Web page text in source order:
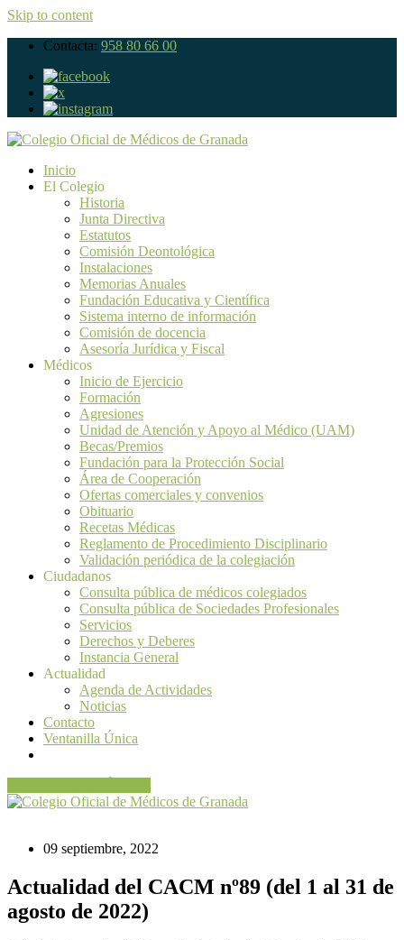
Skip to content
Contacta: 958 80 66 00
Inicio
El Colegio
Historia
Junta Directiva
Estatutos
Comisión Deontológica
Instalaciones
Memorias Anuales
Fundación Educativa y Científica
Sistema interno de información
Comisión de docencia
Asesoría Jurídica y Fiscal
Médicos
Inicio de Ejercicio
Formación
Agresiones
Unidad de Atención y Apoyo al Médico (UAM)
Becas/Premios
Fundación para la Protección Social
Área de Cooperación
Ofertas comerciales y convenios
Obituario
Recetas Médicas
Reglamento de Procedimiento Disciplinario
Validación periódica de la colegiación
Ciudadanos
Consulta pública de médicos colegiados
Consulta pública de Sociedades Profesionales
Servicios
Derechos y Deberes
Instancia General
Actualidad
Agenda de Actividades
Noticias
Contacto
Ventanilla Única
09 septiembre, 2022
Actualidad del CACM nº89 (del 1 al 31 de
agosto de 2022)